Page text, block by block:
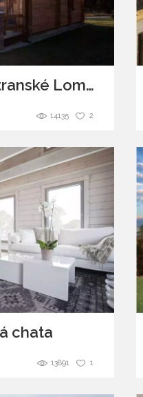
Dřevostavby v Tatranské Lomnici
2
14135
chata
1
13891